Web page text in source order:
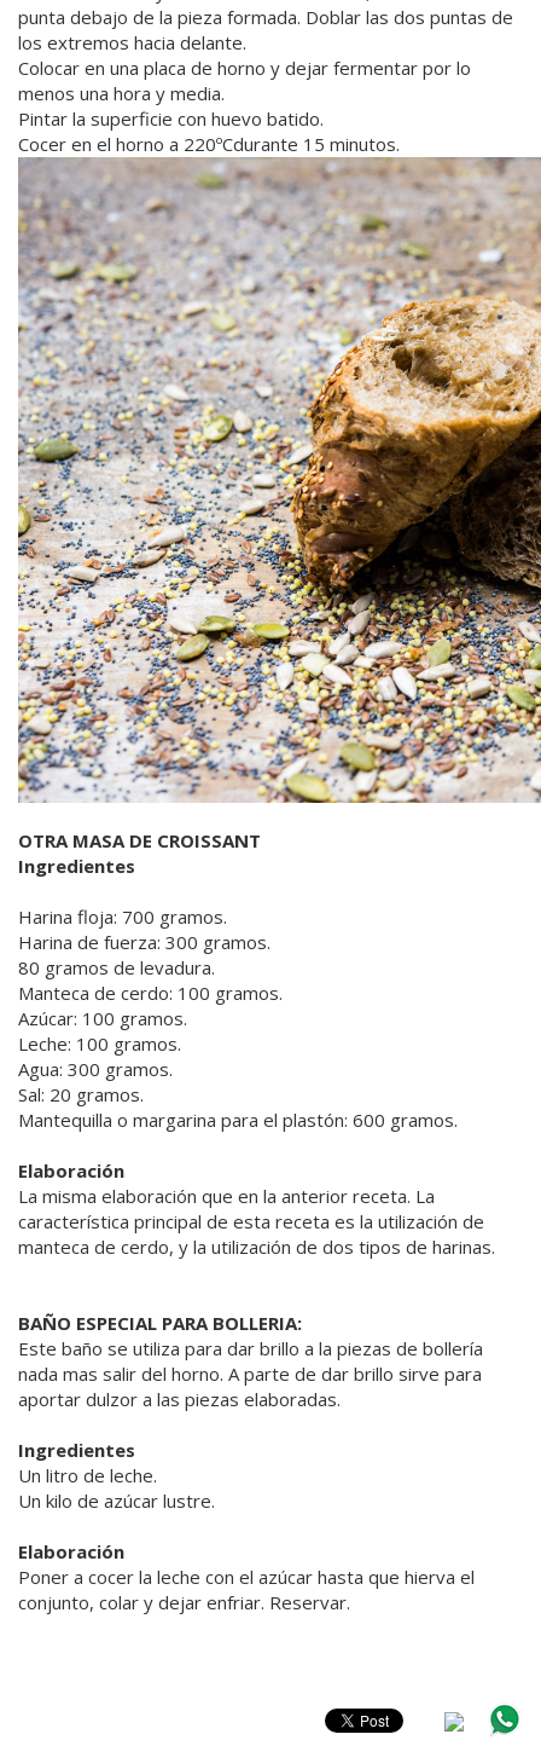
punta debajo de la pieza formada. Doblar las dos puntas de
los extremos hacia delante.
Colocar en una placa de horno y dejar fermentar por lo
menos una hora y media.
Pintar la superficie con huevo batido.
Cocer en el horno a 220ºCdurante 15 minutos.
OTRA MASA DE CROISSANT
Ingredientes
Harina floja: 700 gramos.
Harina de fuerza: 300 gramos.
80 gramos de levadura.
Manteca de cerdo: 100 gramos.
Azúcar: 100 gramos.
Leche: 100 gramos.
Agua: 300 gramos.
Sal: 20 gramos.
Mantequilla o margarina para el plastón: 600 gramos.
Elaboración
La misma elaboración que en la anterior receta. La
característica principal de esta receta es la utilización de
manteca de cerdo, y la utilización de dos tipos de harinas.
BAÑO ESPECIAL PARA BOLLERIA:
Este baño se utiliza para dar brillo a la piezas de bollería
nada mas salir del horno. A parte de dar brillo sirve para
aportar dulzor a las piezas elaboradas.
Ingredientes
Un litro de leche.
Un kilo de azúcar lustre.
Elaboración
Poner a cocer la leche con el azúcar hasta que hierva el
conjunto, colar y dejar enfriar. Reservar.